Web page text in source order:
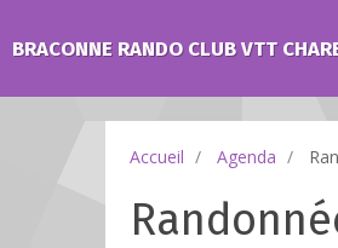
BRACONNE RANDO CLUB VTT
Accueil Agenda